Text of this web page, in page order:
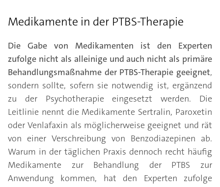
Medikamente in der PTBS-Therapie
Die Gabe von Medikamenten ist den Experten
zufolge nicht als alleinige und auch nicht als primäre
Behandlungsmaßnahme der PTBS-Therapie geeignet,
sondern sollte, sofern sie notwendig ist, ergänzend
zu der Psychotherapie eingesetzt werden. Die
Leitlinie nennt die Medikamente Sertralin, Paroxetin
oder Venlafaxin als möglicherweise geeignet und rät
von einer Verschreibung von Benzodiazepinen ab.
Warum in der täglichen Praxis dennoch recht häufig
Medikamente zur Behandlung der PTBS zur
Anwendung kommen, hat den Experten zufolge